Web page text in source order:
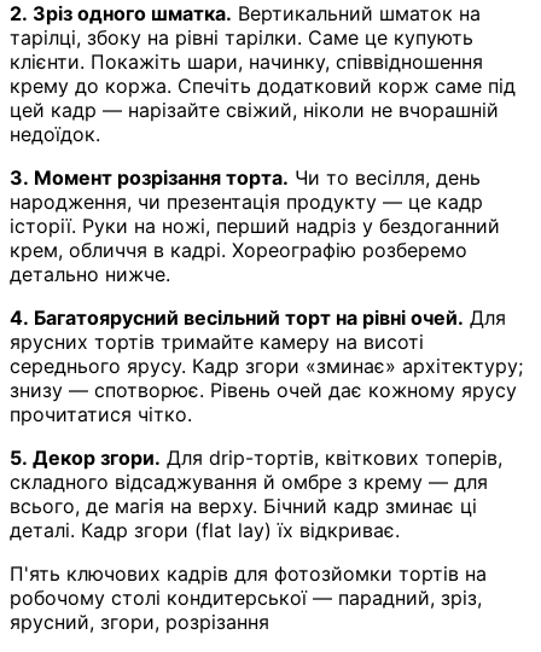
2. Зріз одного шматка. Вертикальний шматок на
тарілці, збоку на рівні тарілки. Саме це купують
клієнти. Покажіть шари, начинку, співвідношення
крему до коржа. Спечіть додатковий корж саме під
цей кадр — нарізайте свіжий, ніколи не вчорашній
недоїдок.
3. Момент розрізання торта. Чи то весілля, день
народження, чи презентація продукту — це кадр
історії. Руки на ножі, перший надріз у бездоганний
крем, обличчя в кадрі. Хореографію розберемо
детально нижче.
4. Багатоярусний весільний торт на рівні очей. Для
ярусних тортів тримайте камеру на висоті
середнього ярусу. Кадр згори «зминає» архітектуру;
знизу — спотворює. Рівень очей дає кожному ярусу
прочитатися чітко.
5. Декор згори. Для drip-тортів, квіткових топерів,
складного відсаджування й омбре з крему — для
всього, де магія на верху. Бічний кадр зминає ці
деталі. Кадр згори (flat lay) їх відкриває.
П'ять ключових кадрів для фотозйомки тортів на
робочому столі кондитерської — парадний, зріз,
ярусний, згори, розрізання